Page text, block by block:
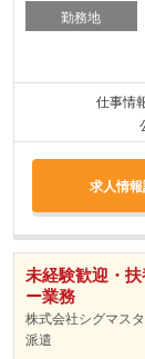
勤務地
仕事情
求人情
未経験歓迎・
ー業務
株式会社シグマス
派遣